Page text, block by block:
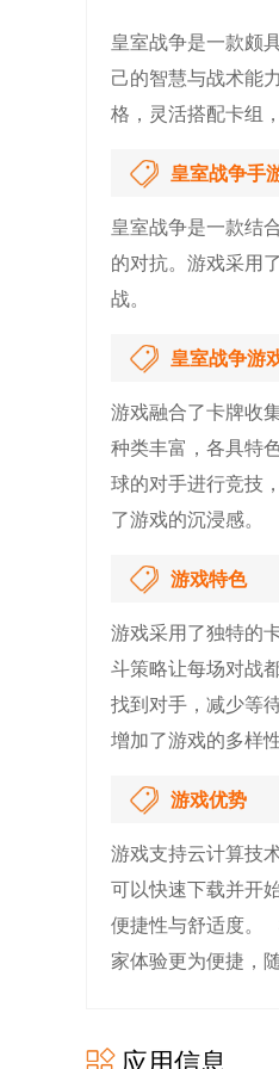
皇室战争是一款颇
己的智慧与战术能
格，灵活搭配卡组
皇室战争手
皇室战争是一款结
的对抗。游戏采用
战。
皇室战争游
游戏融合了卡牌收
种类丰富，各具特
球的对手进行竞技
了游戏的沉浸感。
游戏特色
游戏采用了独特的
斗策略让每场对战
找到对手，减少等
增加了游戏的多样性
游戏优势
游戏支持云计算技
可以快速下载并开
便捷性与舒适度。
家体验更为便捷，
应用信息